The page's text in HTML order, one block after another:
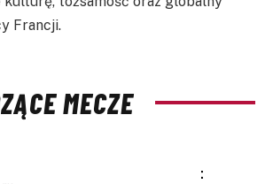
Francji.
MECZE
: